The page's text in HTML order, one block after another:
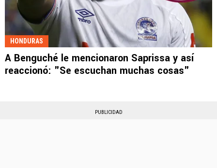
HONDURAS
A Benguché le mencionaron Saprissa y así
reaccionó: "Se escuchan muchas cosas"
PUBLICIDAD